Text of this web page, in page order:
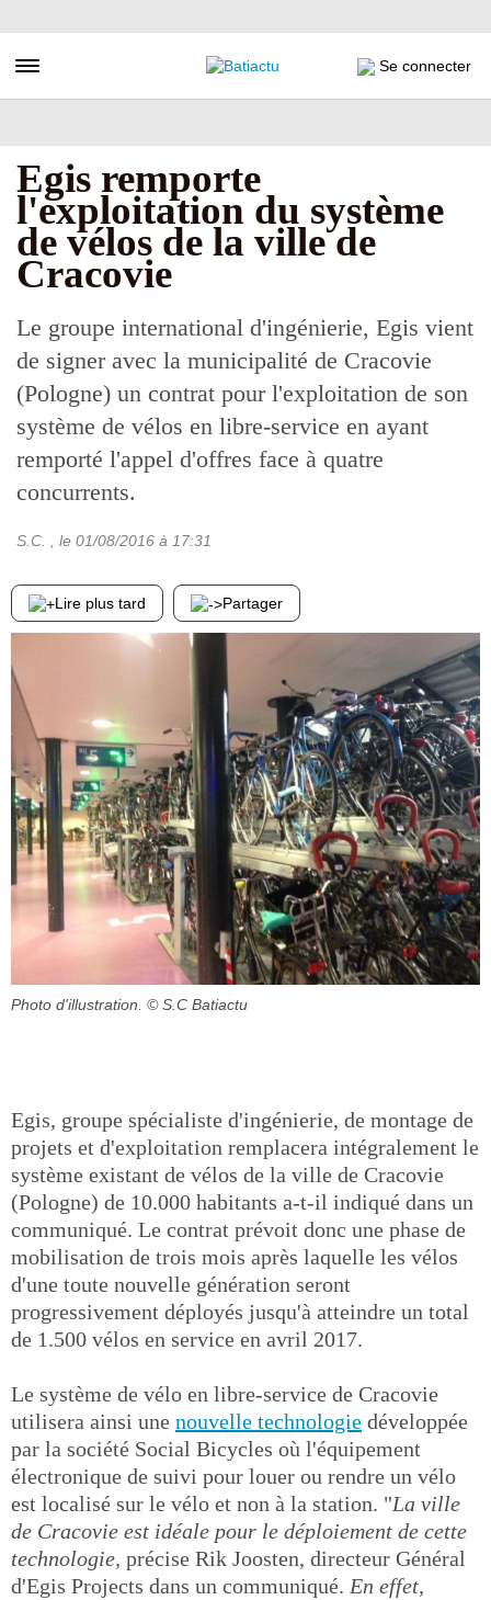
au
principal
Toggle navigation Se connecter
Egis remporte
l'exploitation du système
de vélos de la ville de
Cracovie
Le groupe international d'ingénierie, Egis vient
de signer avec la municipalité de Cracovie
(Pologne) un contrat pour l'exploitation de son
système de vélos en libre-service en ayant
remporté l'appel d'offres face à quatre
concurrents.
S.C. , le 01/08/2016 à 17:31
Lire plus tard Partager
Photo d'illustration. © S.C Batiactu
Egis, groupe spécialiste d'ingénierie, de montage de
projets et d'exploitation remplacera intégralement le
système existant de vélos de la ville de Cracovie
(Pologne) de 10.000 habitants a-t-il indiqué dans un
communiqué. Le contrat prévoit donc une phase de
mobilisation de trois mois après laquelle les vélos
d'une toute nouvelle génération seront
progressivement déployés jusqu'à atteindre un total
de 1.500 vélos en service en avril 2017.
Le système de vélo en libre-service de Cracovie
utilisera ainsi une nouvelle technologie développée
par la société Social Bicycles où l'équipement
électronique de suivi pour louer ou rendre un vélo
est localisé sur le vélo et non à la station. "La ville
de Cracovie est idéale pour le déploiement de cette
technologie, précise Rik Joosten, directeur Général
d'Egis Projects dans un communiqué. En effet,